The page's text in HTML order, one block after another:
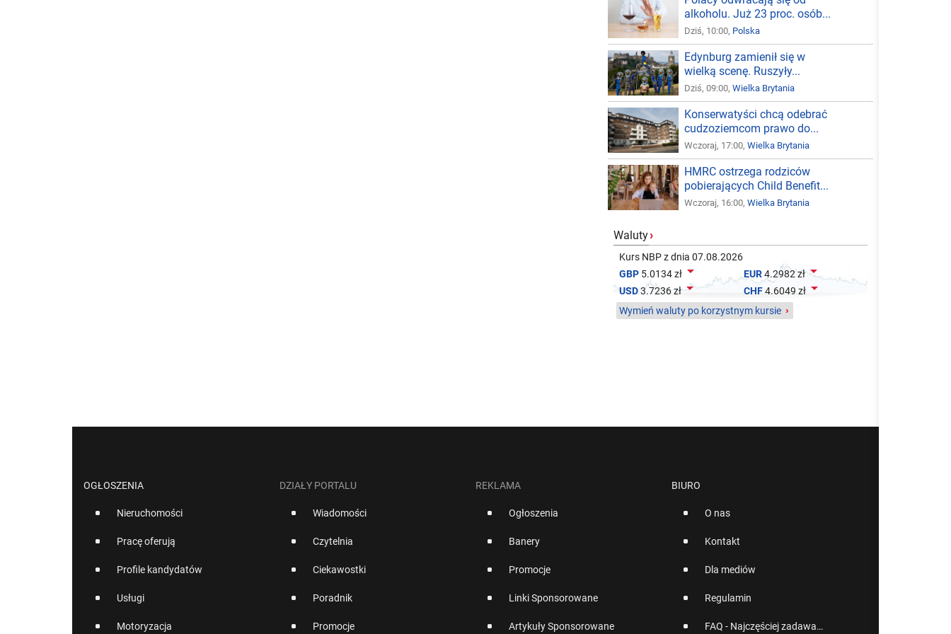
alkoholu. Już 23 proc. osób...
Dziś, 10:00, Polska
Edynburg zamienił się w
wielką scenę. Ruszyły...
Dziś, 09:00,Wielka Brytania
Konserwatyści chcą odebrać
cudzoziemcom prawo do...
Wczoraj, 17:00,Wielka Brytania
HMRC ostrzega rodziców
pobierających Child Benefit...
Wczoraj, 16:00,Wielka Brytania
Waluty›
Kurs NBP z dnia 07.08.2026
GBP 5.0134 zł  EUR4.2982 zł
USD3.7236 zł CHF4.6049 zł
Wymień waluty po korzystnym kursie ›
OGŁOSZENIA
Nieruchomości
Pracę oferują
Profile kandydatów
Usługi
Motoryzacja
DZIAŁY PORTALU
Wiadomości
Czytelnia
Ciekawostki
Poradnik
Promocje
REKLAMA
Ogłoszenia
Banery
Promocje
Linki Sponsorowane
Artykuły Sponsorowane
BIURO
O nas
Kontakt
Dla mediów
Regulamin
FAQ - Najczęściej zadawane pytania